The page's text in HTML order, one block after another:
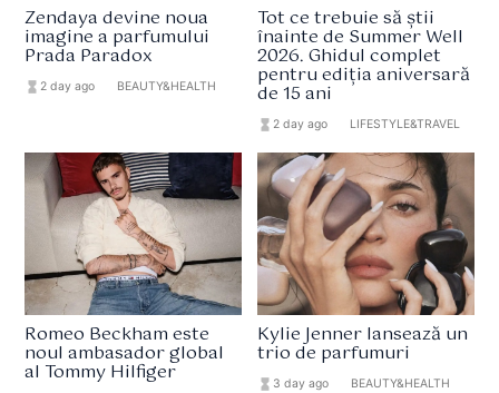
Zendaya devine noua
imagine a parfumului
Prada Paradox
hourglass_full 2 day ago BEAUTY&HEALTH
Tot ce trebuie să știi
înainte de Summer Well
2026. Ghidul complet
pentru ediția aniversară
de 15 ani
hourglass_full 2 day ago LIFESTYLE&TRAVEL
Romeo Beckham este
noul ambasador global
al Tommy Hilfiger
Kylie Jenner lansează un
trio de parfumuri
hourglass_full 3 day ago BEAUTY&HEALTH